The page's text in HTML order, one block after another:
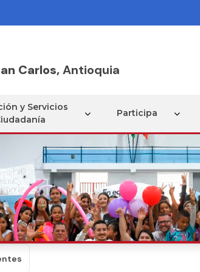
Carlos,Antioquia
y Servicios
Participa